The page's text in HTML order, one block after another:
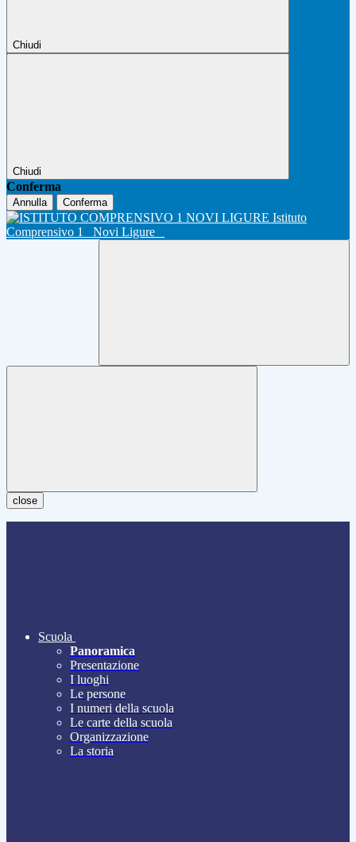
Chiudi
Chiudi
Conferma
Annulla Conferma
Istituto
Comprensivo 1
Novi Ligure
close
Scuola
Panoramica
Presentazione
I luoghi
Le persone
I numeri della scuola
Le carte della scuola
Organizzazione
La storia